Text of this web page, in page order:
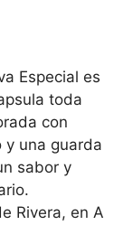
Especial es
toda
con
y una guarda
sabor y
Rivera, en A